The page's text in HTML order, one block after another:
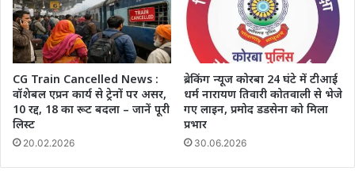
CG Train Cancelled News :
वॉशेबल एप्रन कार्य से ट्रेनों पर असर,
10 रद्द, 18 का रूट बदला – जानें पूरी
लिस्ट
20.02.2026
ब्रेकिंग न्यूज कोरबा 24 घंटे में टीआई
धर्म नारायण तिवारी कोतवाली से भेजे
गए लाइन, प्रमोद डडसेना को मिला
प्रभार
30.06.2026